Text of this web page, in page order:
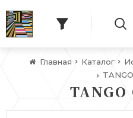
Главная Каталог
TANGO